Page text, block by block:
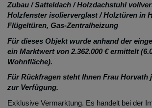
Zubau / Satteldach / Holzdachstuhl
Holzfenster isolierverglast / Holztüren in
Flügeltüren, Gas-Zentralheizung
Für dieses Objekt wurde anhand der
ein Marktwert von 2.362.000 € ermittelt
Wohnfläche).
Für Rückfragen steht Ihnen Frau Horvath
zur Verfügung.
Exklusive Vermarktung. Es handelt bei der